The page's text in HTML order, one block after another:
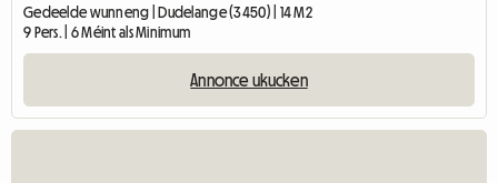
Gedeelde wunneng | Dudelange (3450) | 14 M2
9 Pers. | 6 Méint als Minimum
Annonce ukucken